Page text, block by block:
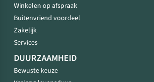
Winkelen op afspraak
Buitenvriend voordeel
Zakelijk
Services
DUURZAAMHEID
Bewuste keuze